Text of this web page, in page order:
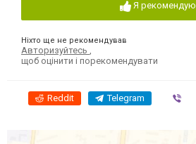
Я рекомендую
Ніхто ще не рекомендував
Авторизуйтесь
щоб оцінити і порекомендувати
Reddit Telegram